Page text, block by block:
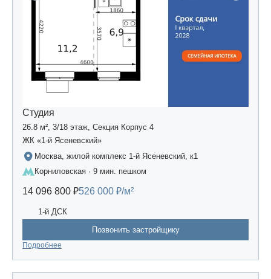
Студия
26.8 м², 3/18 этаж, Секция Корпус 4
ЖК «1-й Ясеневский»
Москва, жилой комплекс 1-й Ясеневский, к1
Корниловская · 9 мин. пешком
14 096 800 ₽526 000 ₽/м²
1-й ДСК
Позвонить застройщику
Подробнее